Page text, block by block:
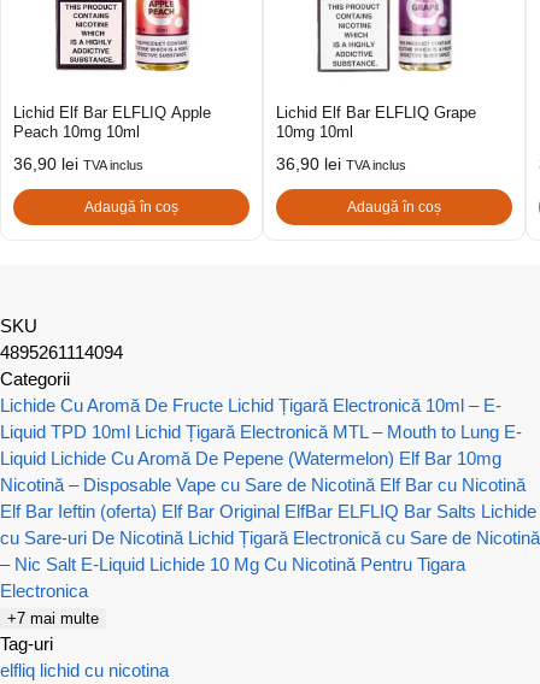
Lichid Elf Bar ELFLIQ Apple
Peach 10mg 10ml
36,90 lei TVA inclus
Adaugă în coș
Lichid Elf Bar ELFLIQ Grape
10mg 10ml
36,90 lei TVA inclus
Adaugă în coș
SKU
4895261114094
Categorii
Lichide Cu Aromă De Fructe Lichid Țigară Electronică 10ml – E-
Liquid TPD 10ml Lichid Țigară Electronică MTL – Mouth to Lung E-
Liquid Lichide Cu Aromă De Pepene (Watermelon) Elf Bar 10mg
Nicotină – Disposable Vape cu Sare de Nicotină Elf Bar cu Nicotină
Elf Bar Ieftin (oferta) Elf Bar Original ElfBar ELFLIQ Bar Salts Lichide
cu Sare-uri De Nicotină Lichid Țigară Electronică cu Sare de Nicotină
– Nic Salt E-Liquid Lichide 10 Mg Cu Nicotină Pentru Tigara
Electronica
+7 mai multe
Tag-uri
elfliq lichid cu nicotina